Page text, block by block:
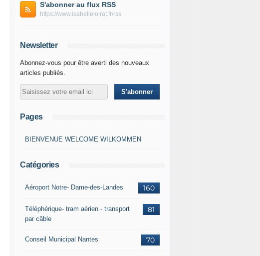
S'abonner au flux RSS
https://www.isabelleloirat.fr/rss
Newsletter
Abonnez-vous pour être averti des nouveaux
articles publiés.
Pages
BIENVENUE WELCOME WILKOMMEN
Catégories
160
Aéroport Notre- Dame-des-Landes
81
Téléphérique- tram aérien - transport
par câble
70
Conseil Municipal Nantes